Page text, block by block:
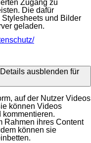
Zugang zu
Die dafür
und Bilder
geladen.
Details ausblenden für
auf der Nutzer Videos
können Videos
kommentieren.
Rahmen ihres Content
können sie